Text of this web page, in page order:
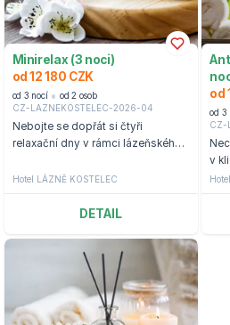
Minirelax (3 noci)
od 12 180 CZK
od 3 nocí
od 2 osob
CZ-LAZNEKOSTELEC-2026-04
Nebojte se dopřát si čtyři
relaxační dny v rámci lázeňského
Kostelec.
Hotel LÁZNĚ KOSTELEC
DETAIL
od
od 3
CZ-
v